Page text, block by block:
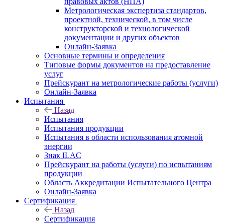
Метрологическая экспертиза стандартов,
проектной, технической, в том числе
конструкторской и технологической
документации и других объектов
Онлайн-Заявка
Основные термины и определения
Типовые формы документов на предоставление
услуг
Прейскурант на метрологические работы (услуги)
Онлайн-Заявка
Испытания
Назад
Испытания
Испытания продукции
Испытания в области использования атомной
энергии
Знак ILAC
Прейскурант на работы (услуги) по испытаниям
продукции
Область Аккредитации Испытательного Центра
Онлайн-Заявка
Сертификация
Назад
Сертификация